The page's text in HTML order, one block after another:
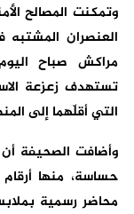
وتمكنت المصالح
العنصران المشتبه
مراكش صباح
تستهدف زعزعة
التي أقلّهما إلى
وأضافت الصحيفة
حساسة، منها
محاضر رسمية